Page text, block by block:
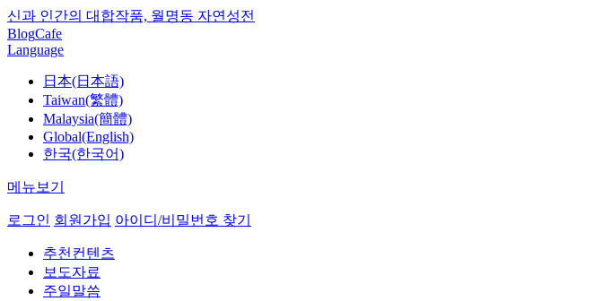
신과 인간의 대합작품, 월명동 자연성전
BlogCafe
Language
日本(日本語)
Taiwan(繁體)
Malaysia(簡體)
Global(English)
한국(한국어)
메뉴보기
로그인 회원가입 아이디/비밀번호 찾기
추천컨텐츠
보도자료
주일말씀